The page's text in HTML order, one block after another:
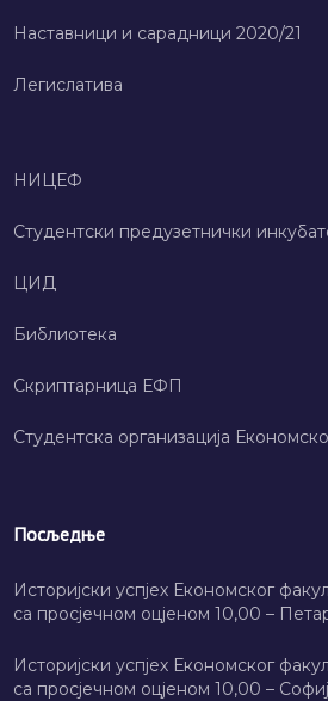
Наставници и сарадници 2020/21
Легислатива
НИЦЕФ
Студентски предузетнички
ЦИД
Библиотека
Скриптарница ЕФП
Студентска организација
Посљедње
Историјски успјех Економског
са просјечном оцјеном 10,00 –
Историјски успјех Економског
са просјечном оцјеном 10,00 –